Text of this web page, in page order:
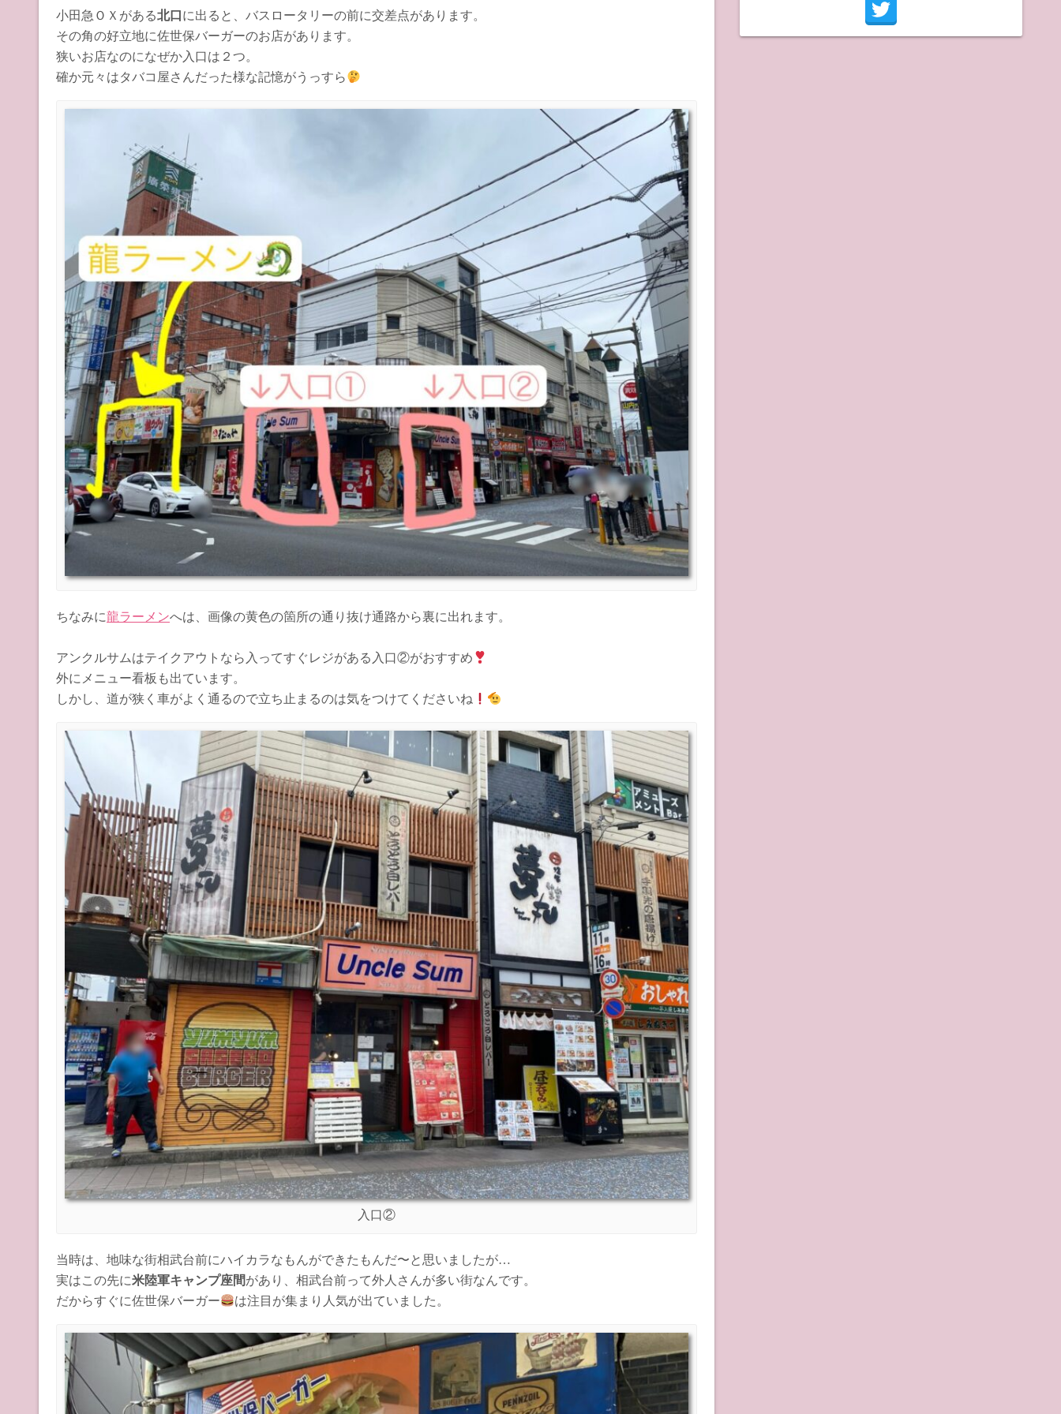
小田急ＯＸがある北口 に出ると、バスロータリーの前に交差点があります。
その角の好立地に佐世保バーガーのお店があります。
狭いお店なのになぜか入口は２つ。
確か元々はタバコ屋さんだった様な記憶がうっすら
ちなみに龍ラーメンへは、画像の黄色の箇所の通り抜け通路から裏に出れます。
アンクルサムはテイクアウトなら入ってすぐレジがある入口②がおすすめ
外にメニュー看板も出ています。
しかし、道が狭く車がよく通るので立ち止まるのは気をつけてくださいね
入口②
当時は、地味な街相武台前にハイカラなもんができたもんだ〜と思いましたが…
実はこの先に米陸軍キャンプ座間があり、相武台前って外人さんが多い街なんです。
だからすぐに佐世保バーガー
は注目が集まり人気が出ていました。